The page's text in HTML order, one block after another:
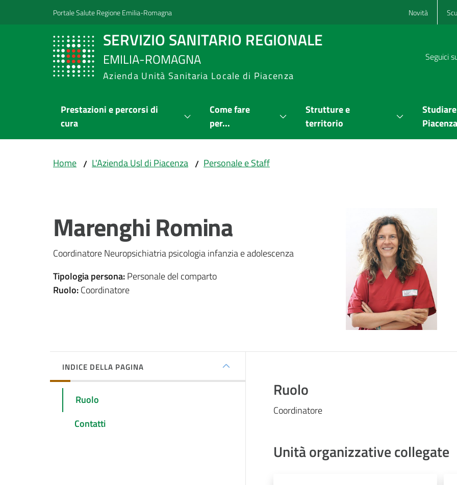
Vai al contenuto
Vai alla navigazionePortale Salute Regione Emilia-Romagna Novità
SERVIZIO SANITARIO REGIONALE
EMILIA-ROMAGNA
Azienda Unità Sanitaria Locale di Piacenza
Seguici
Prestazioni e percorsi di
cura
Come fare
per...
Strutture e
territorio
Piacenza
Home / L'Azienda Usl di Piacenza / Personale e Staff
Marenghi Romina
Coordinatore Neuropsichiatria psicologia infanzia e adolescenza
Tipologia persona:Personale del comparto
Ruolo:Coordinatore
INDICE DELLA PAGINA
Ruolo
Contatti
Ruolo
Coordinatore
Unità organizzative collegate